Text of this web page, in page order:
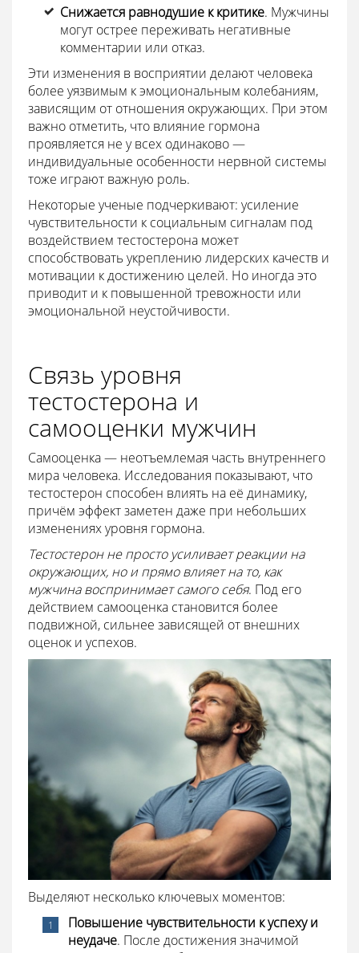
Снижается равнодушие к критике. Мужчины
могут острее переживать негативные
комментарии или отказ.
Эти изменения в восприятии делают человека
более уязвимым к эмоциональным колебаниям,
зависящим от отношения окружающих. При этом
важно отметить, что влияние гормона
проявляется не у всех одинаково —
индивидуальные особенности нервной системы
тоже играют важную роль.
Некоторые ученые подчеркивают: усиление
чувствительности к социальным сигналам под
воздействием тестостерона может
способствовать укреплению лидерских качеств и
мотивации к достижению целей. Но иногда это
приводит и к повышенной тревожности или
эмоциональной неустойчивости.
Связь уровня
тестостерона и
самооценки мужчин
Самооценка — неотъемлемая часть внутреннего
мира человека. Исследования показывают, что
тестостерон способен влиять на её динамику,
причём эффект заметен даже при небольших
изменениях уровня гормона.
Тестостерон не просто усиливает реакции на
окружающих, но и прямо влияет на то, как
мужчина воспринимает самого себя. Под его
действием самооценка становится более
подвижной, сильнее зависящей от внешних
оценок и успехов.
Выделяют несколько ключевых моментов:
Повышение чувствительности к успеху и
неудаче. После достижения значимой